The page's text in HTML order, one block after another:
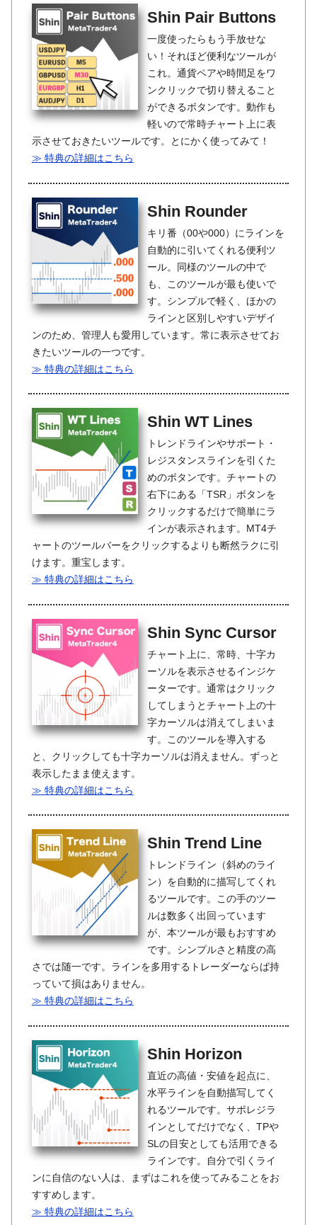
Shin Pair Buttons
一度使ったらもう手放せな
い！それほど便利なツールが
これ。通貨ペアや時間足をワ
ンクリックで切り替えること
ができるボタンです。動作も
軽いので常時チャート上に表
示させておきたいツールです。とにかく使ってみて！
≫ 特典の詳細はこちら
Shin Rounder
キリ番（00や000）にラインを
自動的に引いてくれる便利ツ
ール。同様のツールの中で
も、このツールが最も使いで
す。シンプルで軽く、ほかの
ラインと区別しやすいデザイ
ンのため、管理人も愛用しています。常に表示させてお
きたいツールの一つです。
≫ 特典の詳細はこちら
Shin WT Lines
トレンドラインやサポート・
レジスタンスラインを引くた
めのボタンです。チャートの
右下にある「TSR」ボタンを
クリックするだけで簡単にラ
インが表示されます。MT4チ
ャートのツールバーをクリックするよりも断然ラクに引
けます。重宝します。
≫ 特典の詳細はこちら
Shin Sync Cursor
チャート上に、常時、十字カ
ーソルを表示させるインジケ
ーターです。通常はクリック
してしまうとチャート上の十
字カーソルは消えてしまいま
す。このツールを導入する
と、クリックしても十字カーソルは消えません。ずっと
表示したまま使えます。
≫ 特典の詳細はこちら
Shin Trend Line
トレンドライン（斜めのライ
ン）を自動的に描写してくれ
るツールです。この手のツー
ルは数多く出回っています
が、本ツールが最もおすすめ
です。シンプルさと精度の高
さでは随一です。ラインを多用するトレーダーならば持
っていて損はありません。
≫ 特典の詳細はこちら
Shin Horizon
直近の高値・安値を起点に、
水平ラインを自動描写してく
れるツールです。サポレジラ
インとしてだけでなく、TPや
SLの目安としても活用できる
ラインです。自分で引くライ
ンに自信のない人は、まずはこれを使ってみることをお
すすめします。
≫ 特典の詳細はこちら